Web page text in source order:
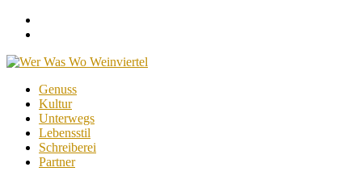
Skip
content
Genuss
Kultur
Unterwegs
Lebensstil
Schreiberei
Partner